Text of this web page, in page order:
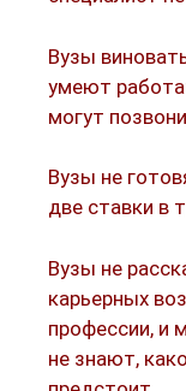
Вузы
умеют
могут
Вузы не
две ставки в
Вузы не
карьерных
профессии, и
не знают,